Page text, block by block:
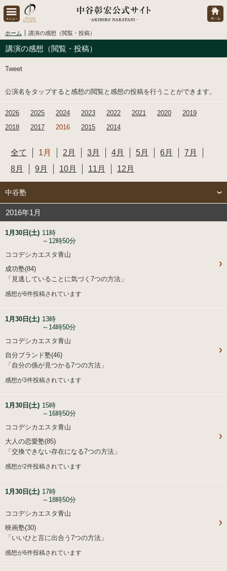
ホーム 講演の感想（閲覧・投稿）
講演の感想（閲覧・投稿）
Tweet
公演名をタップすると感想の閲覧と感想の投稿を行うことができます。
2026 2025 2024 2023 2022 2021 2020
2019
2018
2017 2016 2015 2014
全て 1月 2月 3月 4月 5月 6月
7月
8月
9月 10月 11月 12月
中谷塾
2016年1月
1月30日(土) 11時
～12時50分
ココデシカエスタ青山
成功塾(84)
「見逃していることに気づく7つの方法」
感想が6件投稿されています
1月30日(土) 13時
～14時50分
ココデシカエスタ青山
自分ブランド塾(46)
「自分の係が見つかる7つの方法」
感想が3件投稿されています
1月30日(土) 15時
～16時50分
ココデシカエスタ青山
大人の恋愛塾(85)
「交換できない存在になる7つの方法」
感想が2件投稿されています
1月30日(土) 17時
～18時50分
ココデシカエスタ青山
映画塾(30)
「いいひと言に出合う7つの方法」
感想が6件投稿されています